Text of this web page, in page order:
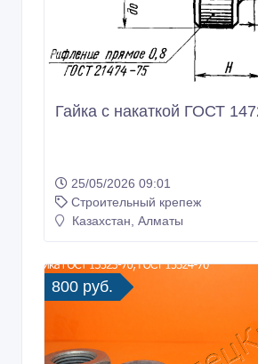
Гайка с накаткой ГОСТ
25/05/2026 09:01
Строительный крепеж
Казахстан, Алматы
800 руб.